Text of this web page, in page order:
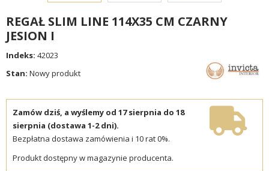
REGAŁ SLIM LINE 114X35 CM CZARNY
JESION I
Indeks: 42023
Stan: Nowy produkt
Zamów dziś, a wyślemy od 17 sierpnia do 18
sierpnia (dostawa 1-2 dni).
Bezpłatna dostawa zamówienia i 10 rat 0%.
Produkt dostępny w magazynie producenta.